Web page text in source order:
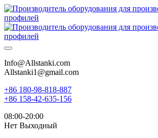
Info@Allstanki.com
Allstanki1@gmail.com
+86 180-98-818-887
+86 158-42-635-156
08:00-20:00
Нет Выходный